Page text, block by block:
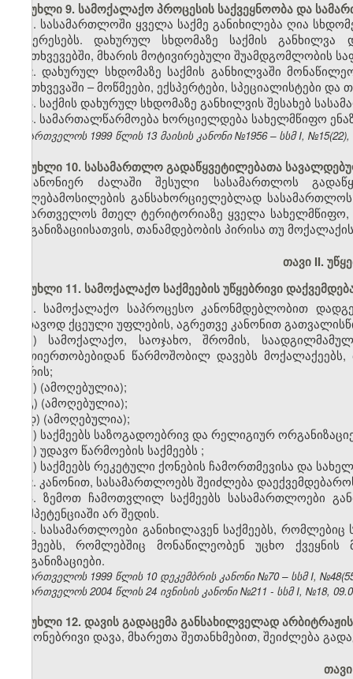
მუხლი 9. სამოქალაქო პროცესის საქვეყნოობა და
1. სასამართლოში ყველა საქმე განიხილება ღია
ინტერესებს. დახურულ სხდომაზე საქმის
შემთხვევებში, მხარის მოტივირებული შუამდგომლობის
2. დახურულ სხდომაზე საქმის განხილვაში
შემთხვევაში – მოწმეები, ექსპერტები, სპეციალისტები და
3. საქმის დახურულ სხდომაზე განხილვის შესახებ
4. სამართალწარმოება ხორციელდება სახელმწიფო
საქართველოს 1999 წლის 13 მაისის კანონი №1956 – სსმ I, №15(22),
მუხლი 10. სასამართლო გადაწყვეტილებათა
კანონიერ ძალაში შესული სასამართლოს
უფლებამოსილების განსახორციელებლად
საქართველოს მთელ ტერიტორიაზე ყველა სახელმწიფო,
ორგანიზაციისათვის, თანამდებობის პირისა თუ
თავი II.
მუხლი 11. სამოქალაქო საქმეების უწყებრივი
1. სამოქალაქო საპროცესო კანონმდებლობით
სადავოდ ქცეული უფლების, აგრეთვე კანონით
ა) სამოქალაქო, საოჯახო, შრომის,
ურთიერთობებიდან წარმოშობილ დავებს
შორის;
ბ) (ამოღებულია);
გ) (ამოღებულია);
დ) (ამოღებულია);
ე) საქმეებს საზოგადოებრივ და რელიგიურ
ვ) უდავო წარმოების საქმეებს ;
ზ) საქმეებს რეკეტული ქონების ჩამორთმევისა და
2. კანონით, სასამართლოებს შეიძლება
3. ზემოთ ჩამოთვლილ საქმეებს სასამართლოები
კომპეტენციაში არ შედის.
4. სასამართლოები განიხილავენ საქმეებს,
საქმეებს, რომლებშიც მონაწილეობენ უცხო
ორგანიზაციები.
საქართველოს 1999 წლის 10 დეკემბრის კანონი №70 – სსმ I,
საქართველოს 2004 წლის 24 ივნისის კანონი №211 - სსმ I, №18,
მუხლი 12. დავის გადაცემა განსახილველად
ქონებრივი დავა, მხარეთა შეთანხმებით, შეიძლება